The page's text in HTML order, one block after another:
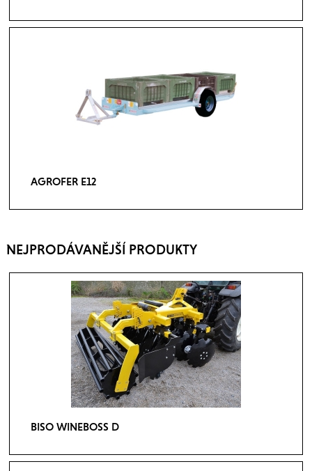
AGROFER E12
NEJPRODÁVANĚJŠÍ PRODUKTY
BISO WINEBOSS D